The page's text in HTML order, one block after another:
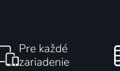
Pre každé
zariadenie